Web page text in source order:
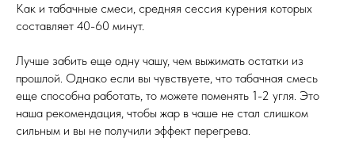
Как и табачные смеси, средняя сессия курения которых
составляет 40-60 минут.
Лучше забить еще одну чашу, чем выжимать остатки из
прошлой. Однако если вы чувствуете, что табачная смесь
еще способна работать, то можете поменять 1-2 угля. Это
наша рекомендация, чтобы жар в чаше не стал слишком
сильным и вы не получили эффект перегрева.